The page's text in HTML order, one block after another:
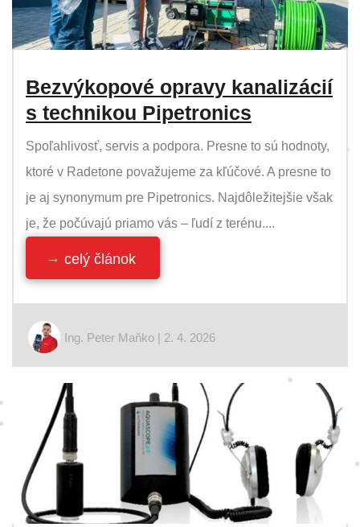
Bezvýkopové opravy kanalizácií
s technikou Pipetronics
Spoľahlivosť, servis a podpora. Presne to sú hodnoty,
ktoré v Radetone považujeme za kľúčové. A presne to
je aj synonymum pre Pipetronics. Najdôležitejšie však
je, že počúvajú priamo vás – ľudí z terénu....
celý článok
Ing. Peter Maňko | 2. 4. 2026